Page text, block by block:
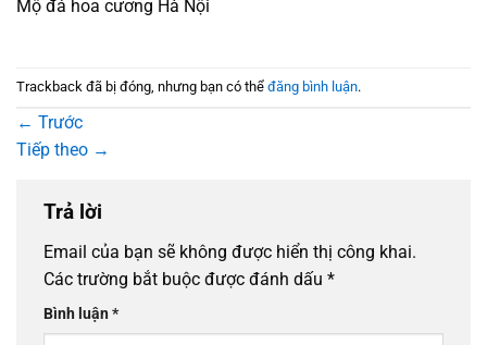
Mộ đá hoa cương Hà Nội
Trackback đã bị đóng, nhưng bạn có thể đăng bình luận.
← Trước
Tiếp theo →
Trả lời
Email của bạn sẽ không được hiển thị công khai.
Các trường bắt buộc được đánh dấu *
Bình luận*